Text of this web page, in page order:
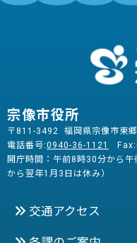
宗像市役所
〒811-3492 福岡県宗像市東
電話番号:0940-36-1121
開庁時間：午前8時30分から
から翌年1月3日は休み）
交通アクセス